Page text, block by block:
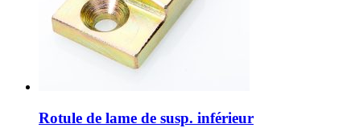
Rotule de lame de susp. inférieur